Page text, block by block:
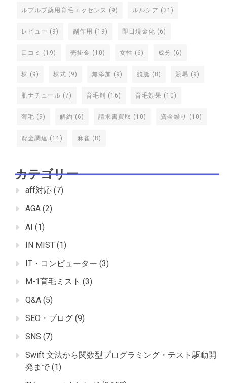
ルプルプ薬用育毛エッセンス (9) ルルシア (31)
レビュー (9) 副作用 (19) 即日現金化 (6)
口コミ (19) 売掛金 (10) 女性 (6) 成分 (6)
株 (9) 株式 (9) 無添加 (9) 競艇 (8) 競馬 (9)
肌ナチュール (7) 育毛剤 (16) 育毛効果 (10)
薄毛 (9) 解約 (6) 請求書買取 (10) 資金繰り (10)
資金調達 (11) 麻雀 (8)
カテゴリー
aff対応 (7)
AGA (2)
AI (1)
IN MIST (1)
IT・コンピューター (3)
M-1育毛ミスト (3)
Q&A (5)
SEO・ブログ (9)
SNS (7)
Swift 文法から関数型プログラミング・テスト駆動開
発まで (1)